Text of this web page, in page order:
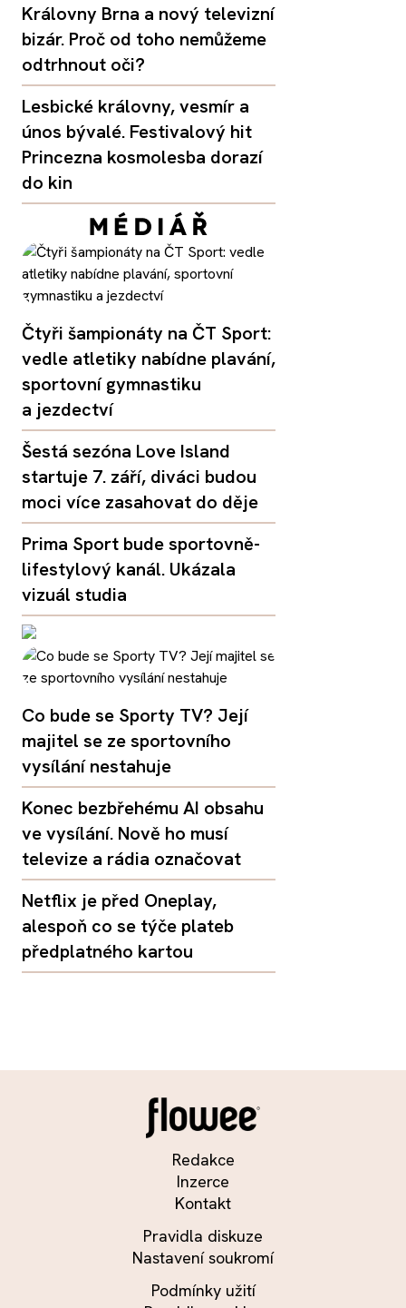
Královny Brna a nový televizní
bizár. Proč od toho nemůžeme
odtrhnout oči?
Lesbické královny, vesmír a
únos bývalé. Festivalový hit
Princezna kosmolesba dorazí
do kin
Čtyři šampionáty na ČT Sport:
vedle atletiky nabídne plavání,
sportovní gymnastiku
a jezdectví
Šestá sezóna Love Island
startuje 7. září, diváci budou
moci více zasahovat do děje
Prima Sport bude sportovně-
lifestylový kanál. Ukázala
vizuál studia
Co bude se Sporty TV? Její
majitel se ze sportovního
vysílání nestahuje
Konec bezbřehému AI obsahu
ve vysílání. Nově ho musí
televize a rádia označovat
Netflix je před Oneplay,
alespoň co se týče plateb
předplatného kartou
Redakce
Inzerce
Kontakt
Pravidla diskuze
Nastavení soukromí
Podmínky užití